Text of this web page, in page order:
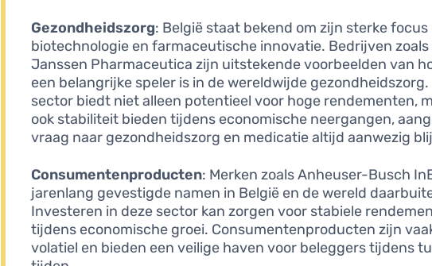
Gezondheidszorg: België staat bekend om zijn sterke focus
biotechnologie en farmaceutische innovatie. Bedrijven zoals
Janssen Pharmaceutica zijn uitstekende voorbeelden van
een belangrijke speler is in de wereldwijde gezondheidszorg.
sector biedt niet alleen potentieel voor hoge rendementen,
ook stabiliteit bieden tijdens economische neergangen,
vraag naar gezondheidszorg en medicatie altijd aanwezig
Consumentenproducten: Merken zoals Anheuser-Busch
jarenlang gevestigde namen in België en de wereld
Investeren in deze sector kan zorgen voor stabiele
tijdens economische groei. Consumentenproducten zijn
volatiel en bieden een veilige haven voor beleggers tijdens